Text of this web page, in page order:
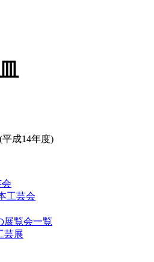
成14年度)
工芸会
展覧会一覧
芸展